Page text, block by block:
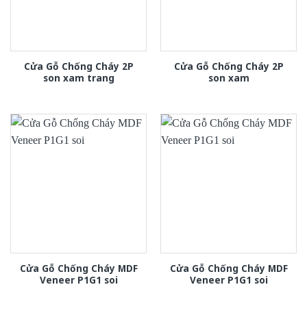
Cửa Gỗ Chống Cháy 2P
son xam trang
Cửa Gỗ Chống Cháy 2P
son xam
Cửa Gỗ Chống Cháy MDF
Veneer P1G1 soi
Cửa Gỗ Chống Cháy MDF
Veneer P1G1 soi